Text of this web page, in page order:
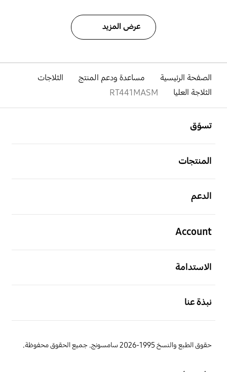
عرض المزيد
الصفحة الرئيسية مساعدة ودعم المنتج
الثلاجات
الثلاجة العليا
RT441MASM
تسوّق
المنتجات
الدعم
Account
الاستدامة
نبذة عنا
حقوق الطبع والنسخ 1995-2026 سامسونج. جميع الحقوق محفوظة.